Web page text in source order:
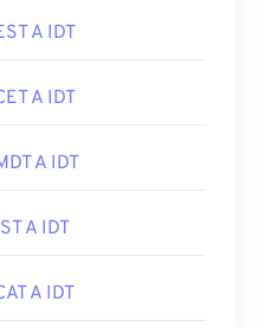
A IDT
A IDT
A IDT
A IDT
A IDT